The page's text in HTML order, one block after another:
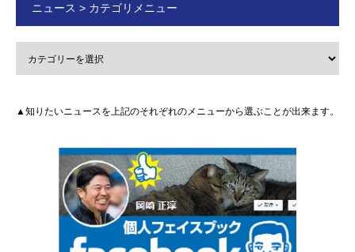
ニュース > カテゴリメニュー
▲知りたいニュースを上記のそれぞれのメニューから選ぶことが出来ます。